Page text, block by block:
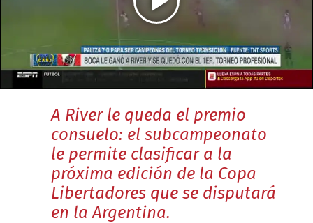
A River le queda el premio
consuelo: el subcampeonato
le permite clasificar a la
próxima edición de la Copa
Libertadores que se disputará
en la Argentina.